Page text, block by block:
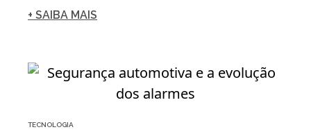
+ SAIBA MAIS
TECNOLOGIA